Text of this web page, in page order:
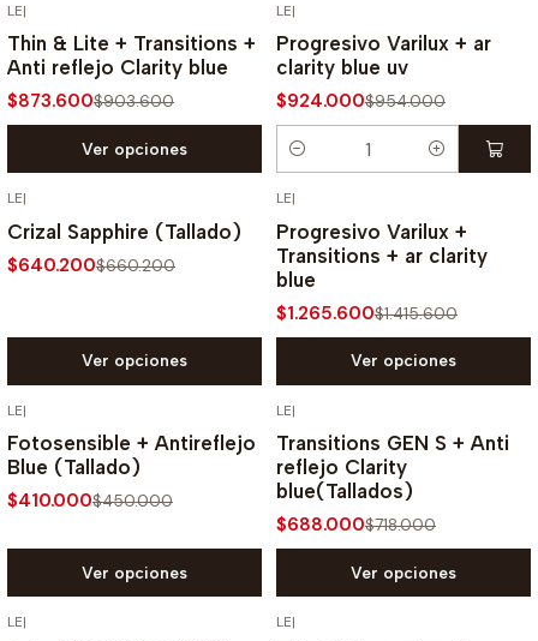
LE|
Thin & Lite + Transitions +
Anti reflejo Clarity blue
$873.600$903.600
Ver opciones
LE|
Progresivo Varilux + ar
clarity blue uv
$924.000$954.000
Cantidad
LE|
Crizal Sapphire (Tallado)
$640.200$660.200
Ver opciones
LE|
Progresivo Varilux +
Transitions + ar clarity
blue
$1.265.600$1.415.600
Ver opciones
LE|
Fotosensible + Antireflejo
Blue (Tallado)
$410.000$450.000
Ver opciones
LE|
Transitions GEN S + Anti
reflejo Clarity
blue(Tallados)
$688.000$718.000
Ver opciones
LE| LE|